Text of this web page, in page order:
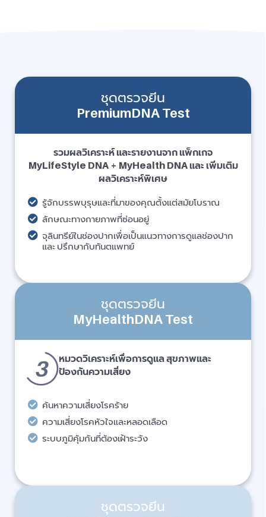
ชุดตรวจยีน
PremiumDNA Test
รวมผลวิเคราะห์ และรายงานจาก แพ็กเกจ
MyLifeStyle DNA + MyHealth DNA และ เพิ่มเติม
ผลวิเคราะห์พิเศษ
รู้จักบรรพบุรุษและที่มาของคุณตั้งแต่สมัยโบราณ
ลักษณะทางกายภาพที่ซ่อนอยู่
จุลินทรีย์ในช่องปากเพื่อเป็นแนวทางการดูแลช่องปาก
และ ปรึกษากับทันตแพทย์
ชุดตรวจยีน
MyHealthDNA Test
หมวดวิเคราะห์เพื่อการดูแล สุขภาพและ
ป้องกันความเสี่ยง
ค้นหาความเสี่ยงโรคร้าย
ความเสี่ยงโรคหัวใจและหลอดเลือด
ระบบภูมิคุ้มกันที่ต้องเฝ้าระวัง
ชุดตรวจยีน